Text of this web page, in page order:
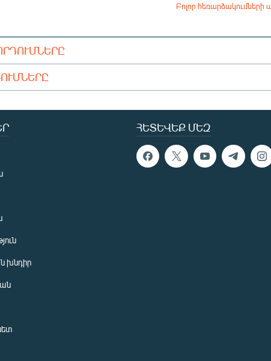
Բոլոր հեռարձակումների
ՀԵՏԵՎԵՔ ՄԵԶ
խնդիր